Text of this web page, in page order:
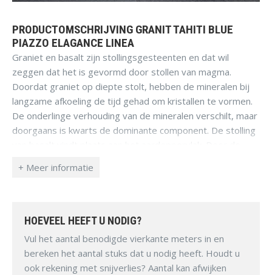
PRODUCTOMSCHRIJVING GRANIT TAHITI BLUE
PIAZZO ELAGANCE LINEA
Graniet en basalt zijn stollingsgesteenten en dat wil
zeggen dat het is gevormd door stollen van magma.
Doordat graniet op diepte stolt, hebben de mineralen bij
langzame afkoeling de tijd gehad om kristallen te vormen.
De onderlinge verhouding van de mineralen verschilt, maar
doorgaans is kwarts de dominante component. De stolling
is meestal zwart van kleur en bestaat uit kleine kristallen.
bestratingsmateriaal.
HOEVEEL HEEFT U NODIG?
Vul het aantal benodigde vierkante meters in en
bereken het aantal stuks dat u nodig heeft. Houdt u
ook rekening met snijverlies? Aantal kan afwijken